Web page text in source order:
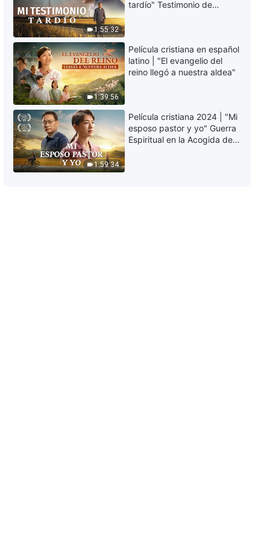
42:36
tomado
38:17
Testimonios cristianos, Ep. 718:
Las consecuencias de ser una
persona complaciente
49:35
Testimonios cristianos, Ep. 717:
El dolor que provoca perseguir la
felicidad conyugal
1:55:32
tardío" Testimonio de
1:39:56
Película cristiana en español
latino | "El evangelio del
reino llegó a nuestra aldea"
1:59:34
Película cristiana 2024 | "Mi
esposo pastor y yo" Guerra
Espiritual en la Acogida del